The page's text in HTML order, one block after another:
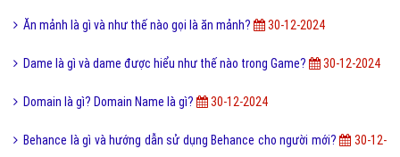
Ăn mảnh là gì và như thế nào gọi là ăn mảnh? 30-12-2024
Dame là gì và dame được hiểu như thế nào trong Game? 30-12-2024
Domain là gì? Domain Name là gì? 30-12-2024
Behance là gì và hướng dẫn sử dụng Behance cho người mới?
30-12-